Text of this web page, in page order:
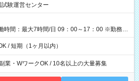
国家試験 7:00～13:30（休憩なし） 時給1,300
円）×6時間＝日収8,400円＋交通費 【試用期
験運営センター
時間：最大7時間/日 09：00～17：00 ※勤務時
異なります。
/ 短期（1ヶ月以内）
業・WワークOK / 10名以上の大量募集